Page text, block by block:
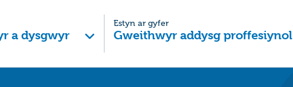
a dysgwyr
Estyn ar gyfer
Gweithwyr addysg proffesiynol